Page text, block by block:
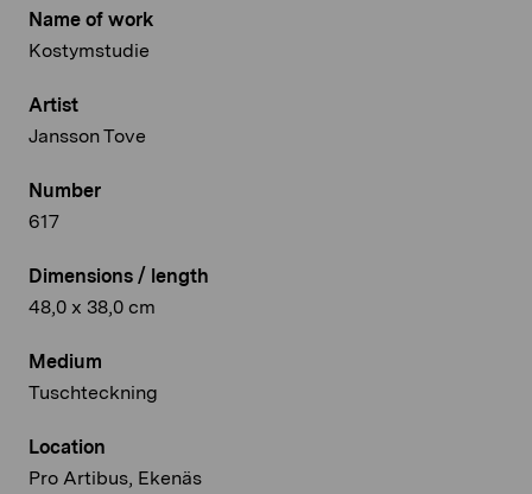
Name of work
Kostymstudie
Artist
Jansson Tove
Number
617
Dimensions / length
48,0 x 38,0 cm
Medium
Tuschteckning
Location
Pro Artibus, Ekenäs